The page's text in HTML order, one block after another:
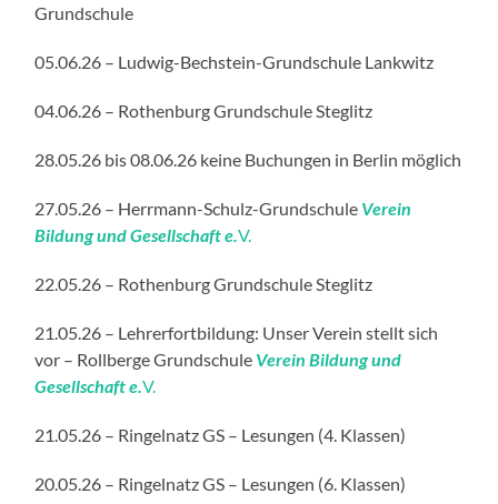
Grundschule
05.06.26 – Ludwig-Bechstein-Grundschule Lankwitz
04.06.26 – Rothenburg Grundschule Steglitz
28.05.26 bis 08.06.26 keine Buchungen in Berlin möglich
27.05.26 – Herrmann-Schulz-Grundschule Verein
Bildung und Gesellschaft e.V.
22.05.26 – Rothenburg Grundschule Steglitz
21.05.26 – Lehrerfortbildung: Unser Verein stellt sich
vor – Rollberge Grundschule Verein Bildung und
Gesellschaft e.V.
21.05.26 – Ringelnatz GS – Lesungen (4. Klassen)
20.05.26 – Ringelnatz GS – Lesungen (6. Klassen)